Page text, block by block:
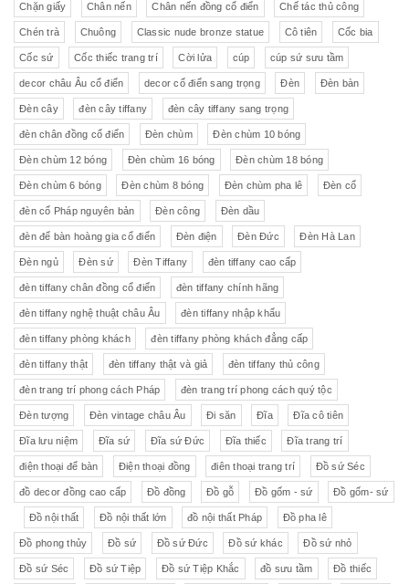
Chặn giấy Chân nến Chân nến đồng cổ điển Chế tác thủ công
Chén trà Chuông Classic nude bronze statue Cô tiên Cốc bia
Cốc sứ Cốc thiếc trang trí Cời lửa cúp cúp sứ sưu tầm
decor châu Âu cổ điển decor cổ điển sang trọng Đèn Đèn bàn
Đèn cây đèn cây tiffany đèn cây tiffany sang trọng
đèn chân đồng cổ điển Đèn chùm Đèn chùm 10 bóng
Đèn chùm 12 bóng Đèn chùm 16 bóng Đèn chùm 18 bóng
Đèn chùm 6 bóng Đèn chùm 8 bóng Đèn chùm pha lê Đèn cổ
đèn cổ Pháp nguyên bản Đèn công Đèn dầu
đèn để bàn hoàng gia cổ điển Đèn điện Đèn Đức Đèn Hà Lan
Đèn ngủ Đèn sứ Đèn Tiffany đèn tiffany cao cấp
đèn tiffany chân đồng cổ điển đèn tiffany chính hãng
đèn tiffany nghệ thuật châu Âu đèn tiffany nhập khẩu
đèn tiffany phòng khách đèn tiffany phòng khách đẳng cấp
đèn tiffany thật đèn tiffany thật và giả đèn tiffany thủ công
đèn trang trí phong cách Pháp đèn trang trí phong cách quý tộc
Đèn tượng Đèn vintage châu Âu Đi săn Đĩa Đĩa cô tiên
Đĩa lưu niệm Đĩa sứ Đĩa sứ Đức Đĩa thiếc Đĩa trang trí
điện thoại để bàn Điện thoại đồng điên thoại trang trí Đồ sứ Séc
đồ decor đồng cao cấp Đồ đồng Đồ gỗ Đồ gốm - sứ Đồ gốm- sứ
Đồ nội thất Đồ nội thất lớn đồ nội thất Pháp Đồ pha lê
Đồ phong thủy Đồ sứ Đồ sứ Đức Đồ sứ khác Đồ sứ nhỏ
Đồ sứ Séc Đồ sứ Tiệp Đồ sứ Tiệp Khắc đồ sưu tầm Đồ thiếc